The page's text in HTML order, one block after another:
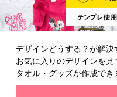
デザインどうする？が解決
お気に入りのデザインを見
タオル・グッズが作成でき